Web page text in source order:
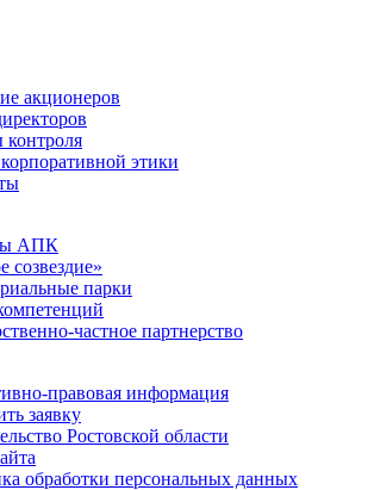
акционеров
этики
АПК
парки
частное партнерство
правовая информация
заявку
Ростовской области
обработки персональных данных